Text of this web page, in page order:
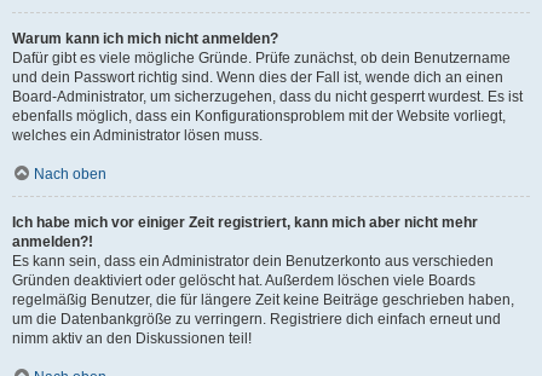
Warum kann ich mich nicht anmelden?
Dafür gibt es viele mögliche Gründe. Prüfe zunächst, ob dein Benutzername
und dein Passwort richtig sind. Wenn dies der Fall ist, wende dich an einen
Board-Administrator, um sicherzugehen, dass du nicht gesperrt wurdest. Es ist
ebenfalls möglich, dass ein Konfigurationsproblem mit der Website vorliegt,
welches ein Administrator lösen muss.
Nach oben
Ich habe mich vor einiger Zeit registriert, kann mich aber nicht mehr
anmelden?!
Es kann sein, dass ein Administrator dein Benutzerkonto aus verschieden
Gründen deaktiviert oder gelöscht hat. Außerdem löschen viele Boards
regelmäßig Benutzer, die für längere Zeit keine Beiträge geschrieben haben,
um die Datenbankgröße zu verringern. Registriere dich einfach erneut und
nimm aktiv an den Diskussionen teil!